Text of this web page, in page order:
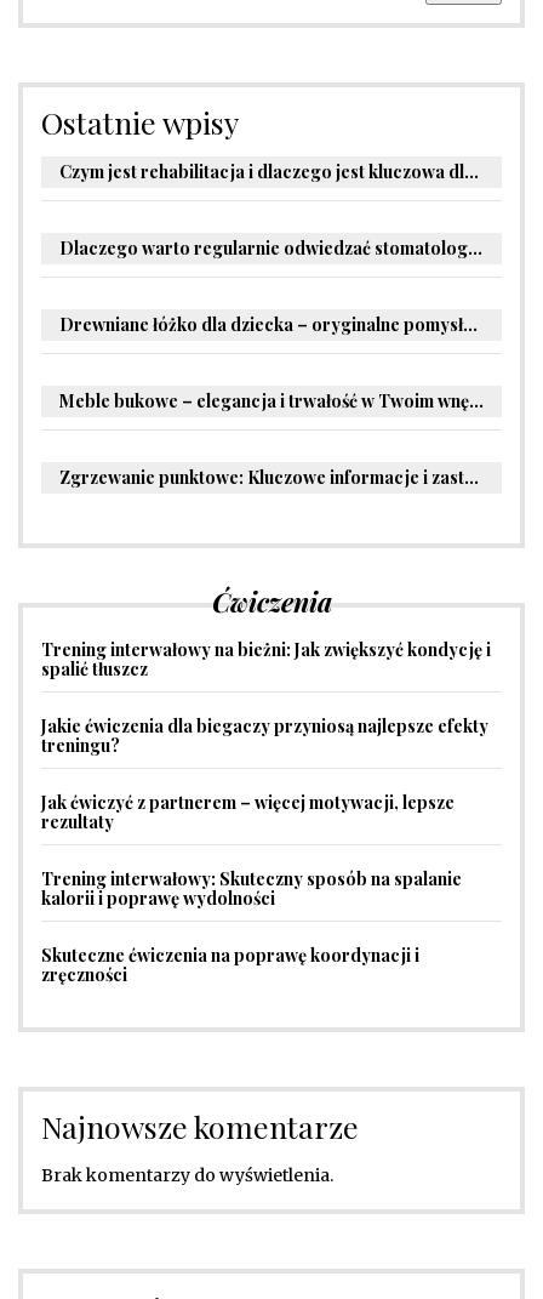
Ostatnie wpisy
Czym jest rehabilitacja i dlaczego jest kluczowa dla powrotu do zdrowia?
Dlaczego warto regularnie odwiedzać stomatologa?
Drewniane łóżko dla dziecka – oryginalne pomysły na aranżację pokoju malucha
Meble bukowe – elegancja i trwałość w Twoim wnętrzu
Zgrzewanie punktowe: Kluczowe informacje i zastosowania w przemyśle
Ćwiczenia
Trening interwałowy na bieżni: Jak zwiększyć kondycję i
spalić tłuszcz
Jakie ćwiczenia dla biegaczy przyniosą najlepsze efekty
treningu?
Jak ćwiczyć z partnerem – więcej motywacji, lepsze
rezultaty
Trening interwałowy: Skuteczny sposób na spalanie
kalorii i poprawę wydolności
Skuteczne ćwiczenia na poprawę koordynacji i
zręczności
Najnowsze komentarze
Brak komentarzy do wyświetlenia.